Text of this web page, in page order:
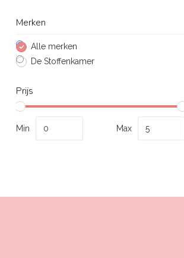
Merken
Alle merken
De Stoffenkamer
Prijs
Min Max